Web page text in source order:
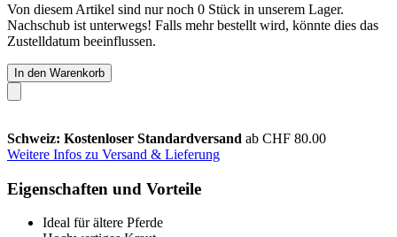
Von diesem Artikel sind nur noch 0 Stück in unserem Lager.
Nachschub ist unterwegs! Falls mehr bestellt wird, könnte dies das
Zustelldatum beeinflussen.
In den Warenkorb
Schweiz: Kostenloser Standardversand ab CHF 80.00
Weitere Infos zu Versand & Lieferung
Eigenschaften und Vorteile
Ideal für ältere Pferde